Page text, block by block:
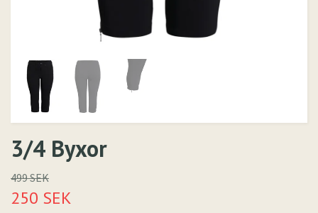
3/4 Byxor
499 SEK
250 SEK